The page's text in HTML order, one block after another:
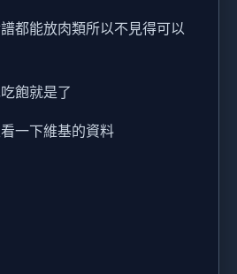
都能放肉類所以不見得可以
飽就是了
一下維基的資料